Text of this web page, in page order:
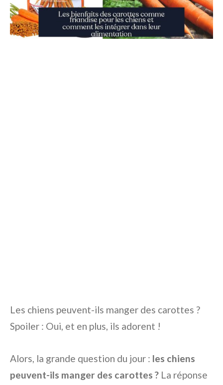
Les chiens peuvent-ils manger des carottes ?
Spoiler : Oui, et en plus, ils adorent !
Alors, la grande question du jour : les chiens
peuvent-ils manger des carottes ? La réponse